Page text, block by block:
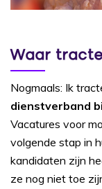
Waar
Nogmaals: Ik
dienstverband
Vacatures voor
volgende stap in
kandidaten zijn
ze nog niet toe